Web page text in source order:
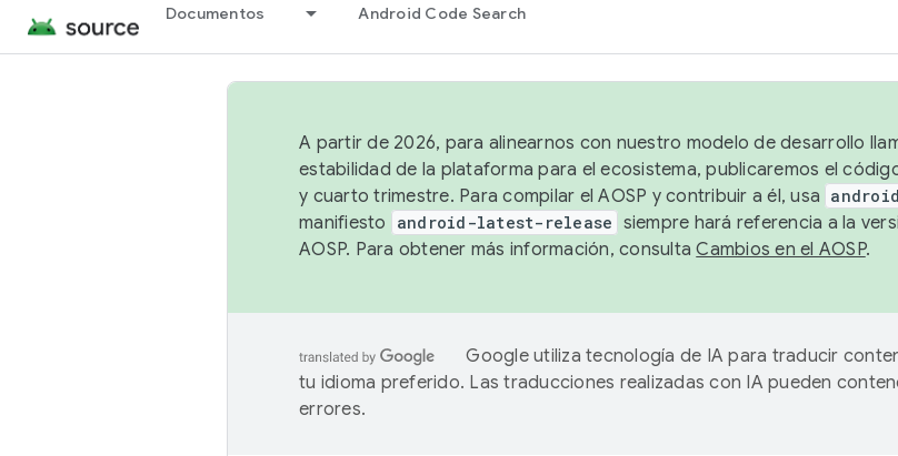
Documentos Android Code Search
A partir de 2026, para alinearnos con nuestro modelo de desarrollo
estabilidad de la plataforma para el ecosistema, publicaremos el
y cuarto trimestre. Para compilar el AOSP y contribuir a él, usa
manifiesto
android-latest-release siempre hará referencia a la
AOSP. Para obtener más información, consultaCambios en el AOSP.
Google utiliza tecnología de IA para traducir
tu idioma preferido. Las traducciones realizadas con IA pueden
errores.